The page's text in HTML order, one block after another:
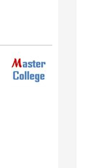
למי מיועד
קורס
הנדרשים
ללא רקע
ולפתח את